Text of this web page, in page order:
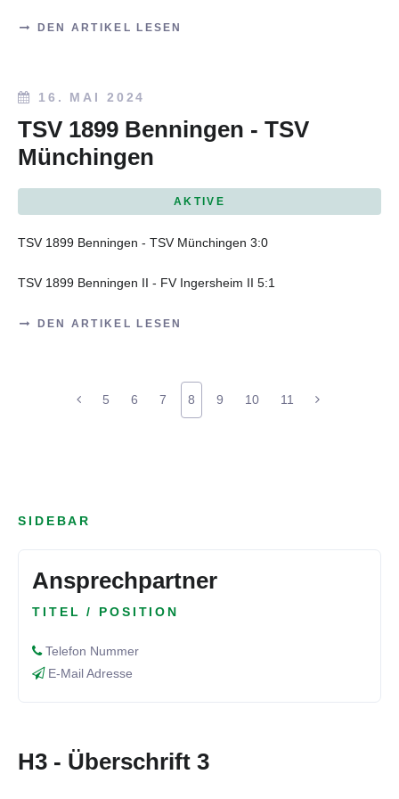
DEN ARTIKEL LESEN
16. MAI 2024
TSV 1899 Benningen - TSV
Münchingen
AKTIVE
TSV 1899 Benningen - TSV Münchingen 3:0
TSV 1899 Benningen II - FV Ingersheim II 5:1
DEN ARTIKEL LESEN
5 6 7 8 9 10 11
SIDEBAR
Ansprechpartner
TITEL / POSITION
Telefon Nummer
E-Mail Adresse
H3 - Überschrift 3